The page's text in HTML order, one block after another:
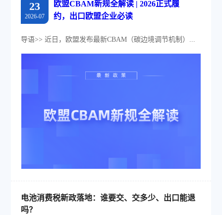
23
2026-07
欧盟CBAM新规全解读 | 2026正式履
约，出口欧盟企业必读
导语>> 近日，欧盟发布最新CBAM（碳边境调节机制）...
电池消费税新政落地：谁要交、交多少、出口能退
吗？